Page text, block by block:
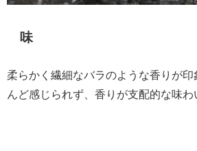
味
柔らかく繊細なバラのような香りが印
んど感じられず、香りが支配的な味わ